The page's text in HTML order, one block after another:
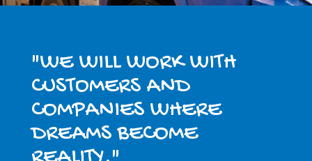
"WE WILL WORK WITH
CUSTOMERS AND
COMPANIES WHERE
DREAMS BECOME